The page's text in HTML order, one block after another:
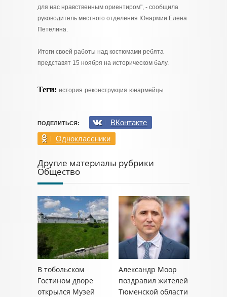
для нас нравственным ориентиром", - сообщила
руководитель местного отделения Юнармии Елена
Петелина.
Итоги своей работы над костюмами ребята
представят 15 ноября на историческом балу.
Теги: история реконструкция юнармейцы
ПОДЕЛИТЬСЯ:
ВКонтакте
Одноклассники
Другие материалы рубрики
Общество
В тобольском
Гостином дворе
открылся Музей
Александр Моор
поздравил жителей
Тюменской области